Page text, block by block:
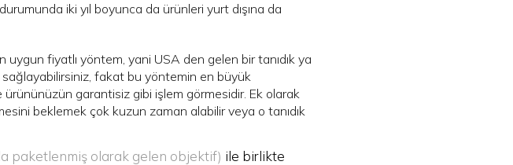
iki yıl boyunca da ürünleri yurt dışına da
uygun fiyatlı yöntem, yani USA den gelen bir tanıdık ya
fakat bu yöntemin en büyük
ürününüzün garantisiz gibi işlem görmesidir. Ek olarak
beklemek çok kuzun zaman alabilir veya o tanıdık
paketlenmiş olarak gelen objektif) ile birlikte